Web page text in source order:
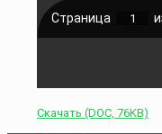
Скачать (DOC, 76KB)